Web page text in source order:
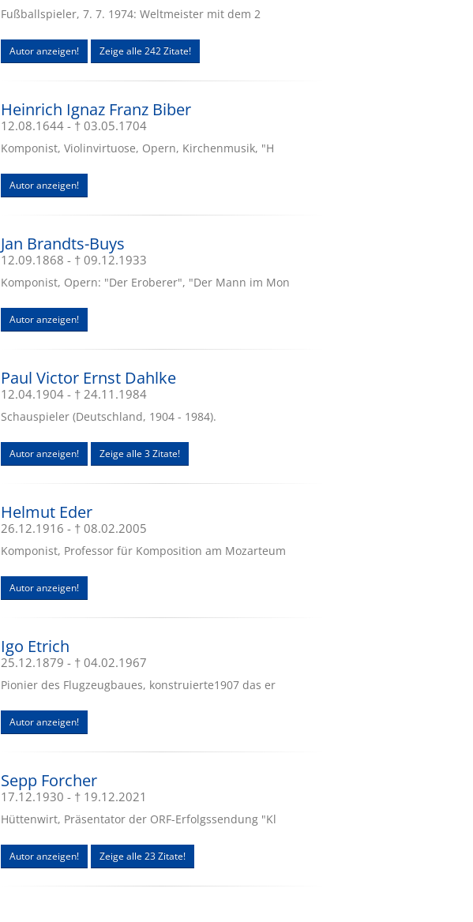
Fußballspieler, 7. 7. 1974: Weltmeister mit dem 2
Autor anzeigen! Zeige alle 242 Zitate!
Heinrich Ignaz Franz Biber
12.08.1644 - † 03.05.1704
Komponist, Violinvirtuose, Opern, Kirchenmusik, "H
Autor anzeigen!
Jan Brandts-Buys
12.09.1868 - † 09.12.1933
Komponist, Opern: "Der Eroberer", "Der Mann im Mon
Autor anzeigen!
Paul Victor Ernst Dahlke
12.04.1904 - † 24.11.1984
Schauspieler (Deutschland, 1904 - 1984).
Autor anzeigen! Zeige alle 3 Zitate!
Helmut Eder
26.12.1916 - † 08.02.2005
Komponist, Professor für Komposition am Mozarteum
Autor anzeigen!
Igo Etrich
25.12.1879 - † 04.02.1967
Pionier des Flugzeugbaues, konstruierte1907 das er
Autor anzeigen!
Sepp Forcher
17.12.1930 - † 19.12.2021
Hüttenwirt, Präsentator der ORF-Erfolgssendung "Kl
Autor anzeigen! Zeige alle 23 Zitate!